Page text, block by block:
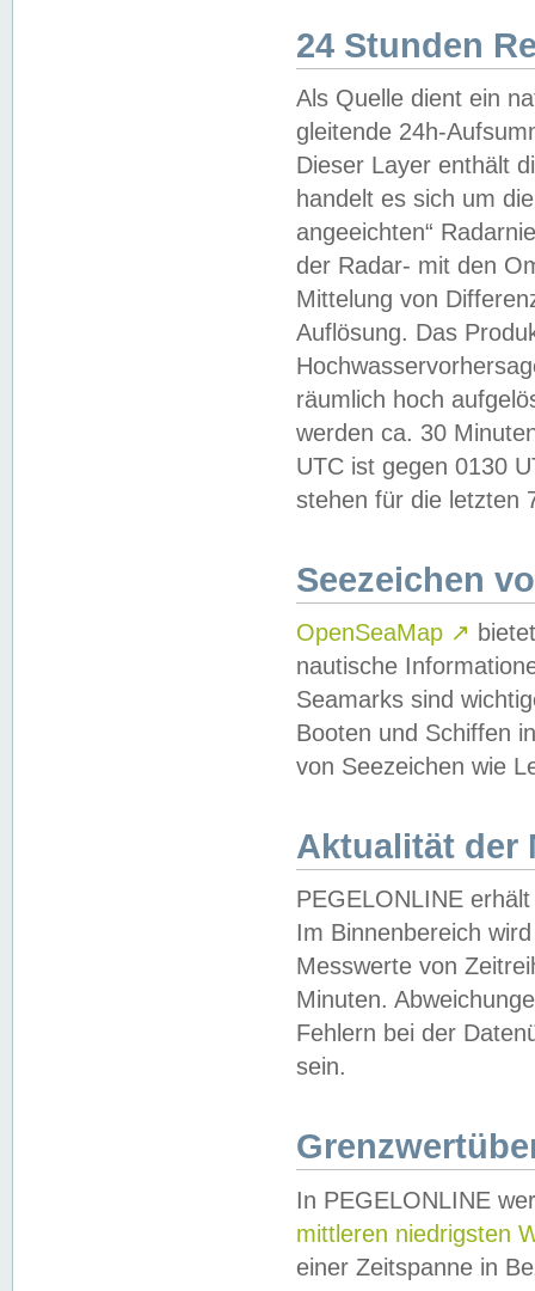
24 Stunden
Als Quelle dient ein
gleitende 24h-
Dieser Layer enthält
handelt es sich um
angeeichten“
der Radar- mit den
Mittelung von
Auflösung. Das
räumlich hoch
werden ca. 30
UTC ist gegen 0130
stehen für die letzten
Seezeichen
OpenSeaMap ↗
nautische
Seamarks sind
Booten und Schiffen
von Seezeichen wie
Aktualität der
PEGELONLINE
Im Binnenbereich
Messwerte von
Minuten.
Fehlern bei der
sein.
In PEGELONLINE
mittleren niedrigsten
einer Zeitspanne in